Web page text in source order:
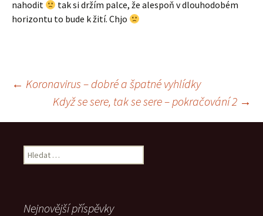
nahodit
tak si držím palce, že alespoň v dlouhodobém
horizontu to bude k žití. Chjo
Navigace
pro
příspěvek
← Koronavirus – dobré a špatné vyhlídky
Když se sere, tak se sere – pokračování 2 →
Vyhledávání
Nejnovější příspěvky